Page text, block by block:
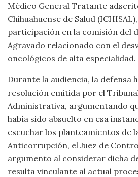
Médico General Tratante
Chihuahuense de Salud
participación en la comisión del
Agravado relacionado con el
oncológicos de alta especialidad.
Durante la audiencia, la defensa
resolución emitida por el
Administrativa, argumentando
había sido absuelto en esa
escuchar los planteamientos de
Anticorrupción, el Juez de
argumento al considerar dicha
resulta vinculante al actual